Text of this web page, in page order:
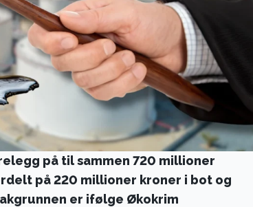
på til sammen 720 millioner
på 220 millioner kroner i bot og
er ifølge Økokrim